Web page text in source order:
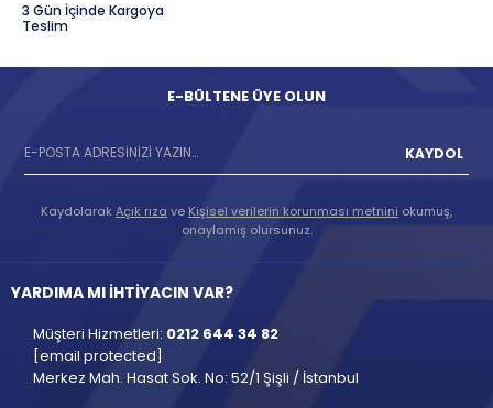
3 Gün İçinde Kargoya
Teslim
E-BÜLTENE ÜYE OLUN
KAYDOL
KaydolarakAçık rıza ve Kişisel verilerin korunması metnini okumuş,
onaylamış olursunuz.
YARDIMA MI İHTİYACIN VAR?
Müşteri Hizmetleri: 0212 644 34 82
[email protected]
Merkez Mah. Hasat Sok. No: 52/1 Şişli / İstanbul